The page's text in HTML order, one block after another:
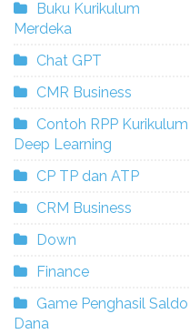
Buku Kurikulum
Merdeka
Chat GPT
CMR Business
Contoh RPP Kurikulum
Deep Learning
CP TP dan ATP
CRM Business
Down
Finance
Game Penghasil Saldo
Dana